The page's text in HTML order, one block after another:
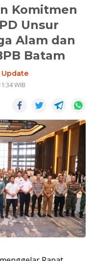
Komitmen
Unsur
Alam dan
Batam
Update
WIB